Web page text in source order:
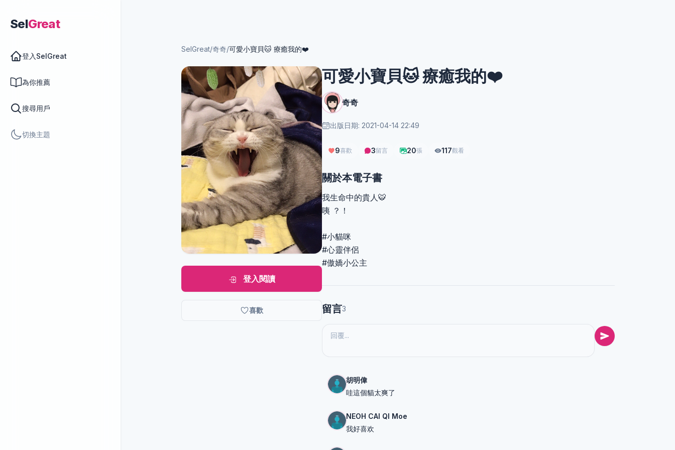
SelGreat
登入SelGreat
為你推薦
搜尋用戶
切換主題
SelGreat/奇奇/可愛小寶貝🐱 療癒我的❤️
登入閱讀
喜歡
可愛小寶貝🐱 療癒我的❤️
奇奇
出版日期: 2021-04-14 22:49
9喜歡 3留言 20張 117觀看
關於本電子書
我生命中的貴人🐯
咦 ？！
#小貓咪
#心靈伴侶
#傲嬌小公主
留言3
胡明偉
哇這個貓太爽了
NEOH CAI QI Moe
我好喜欢